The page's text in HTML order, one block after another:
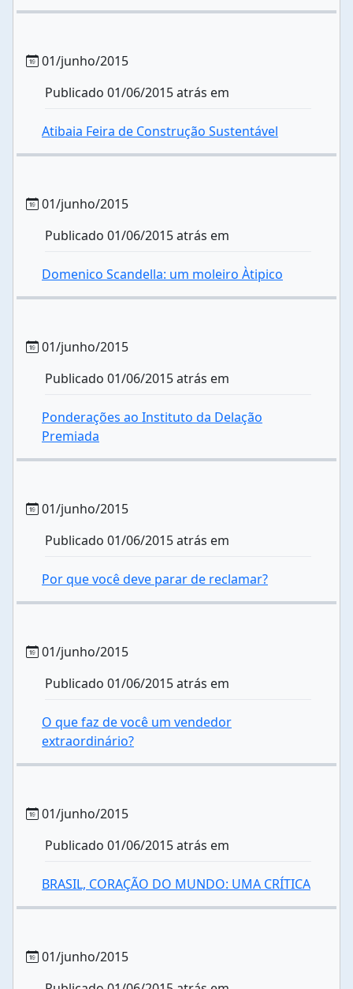
01/junho/2015
Publicado 01/06/2015 atrás em
Atibaia Feira de Construção Sustentável
01/junho/2015
Publicado 01/06/2015 atrás em
Domenico Scandella: um moleiro Àtipico
01/junho/2015
Publicado 01/06/2015 atrás em
Ponderações ao Instituto da Delação
Premiada
01/junho/2015
Publicado 01/06/2015 atrás em
Por que você deve parar de reclamar?
01/junho/2015
Publicado 01/06/2015 atrás em
O que faz de você um vendedor
extraordinário?
01/junho/2015
Publicado 01/06/2015 atrás em
BRASIL, CORAÇÃO DO MUNDO: UMA CRÍTICA
01/junho/2015